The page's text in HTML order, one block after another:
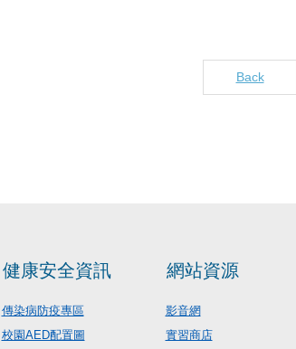
Back
健康安全資訊
傳染病防疫專區
校園AED配置圖
網站資源
影音網
實習商店